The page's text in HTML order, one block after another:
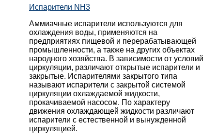
Испарители NH3
Аммиачные испарители используются для
охлаждения воды, применяются на
предприятиях пищевой и перерабатывающей
промышленности, а также на других объектах
народного хозяйства. В зависимости от условий
циркуляции, различают открытые испарители и
закрытые. Испарителями закрытого типа
называют испарители с закрытой системой
циркуляции охлаждаемой жидкости,
прокачиваемой насосом. По характеру
движения охлаждающей жидкости различают
испарители с естественной и вынужденной
циркуляцией.